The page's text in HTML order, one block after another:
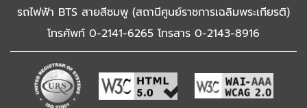
รถไฟฟ้า BTS สายสีชมพู (สถานีศูนย์ราชการเฉลิมพระเกียรติ)
โทรศัพท์ 0-2141-6265 โทรสาร 0-2143-8916